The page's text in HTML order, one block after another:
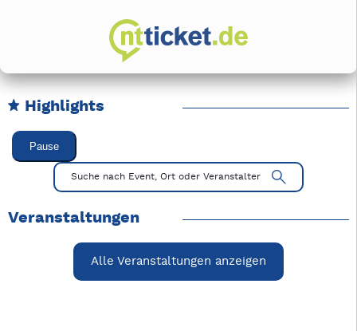
Highlights
Karussell Veranstaltungen überspringen
Pause
Mit Tab zu den Steuerelementen wechseln. Mit Pfeiltasten
Suche nach Event, Ort oder Veranstalter
Veranstaltungen
Alle Veranstaltungen anzeigen